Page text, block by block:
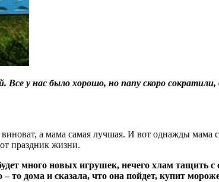
у нас было хорошо, но папу скоро
а мама самая лучшая. И вот однажды мама
праздник жизни.
много новых игрушек, нечего хлам тащить
дома и сказала, что она пойдет, купит